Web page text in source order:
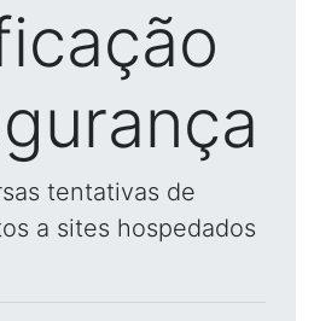
tentativas de
a sites hospedados